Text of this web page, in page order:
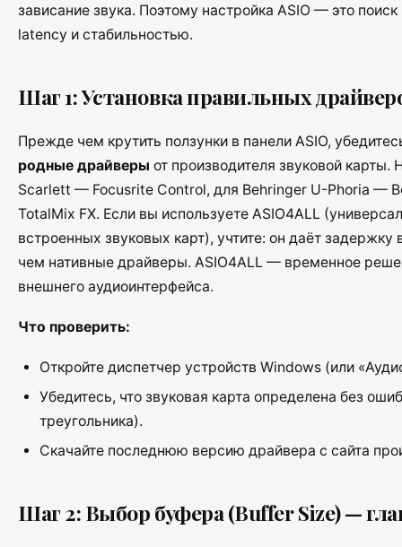
зависание звука. Поэтому настройка ASIO — это
latency и стабильностью.
Шаг 1: Установка правильных
Прежде чем крутить ползунки в панели ASIO,
родные драйверы от производителя звуковой
Scarlett — Focusrite Control, для Behringer U-Phoria —
TotalMix FX. Если вы используете ASIO4ALL
встроенных звуковых карт), учтите: он даёт
чем нативные драйверы. ASIO4ALL — временное
внешнего аудиоинтерфейса.
Что проверить:
Откройте диспетчер устройств Windows (или
Убедитесь, что звуковая карта определена без
треугольника).
Скачайте последнюю версию драйвера с сайта
Шаг 2: Выбор буфера (Buffer Size) —